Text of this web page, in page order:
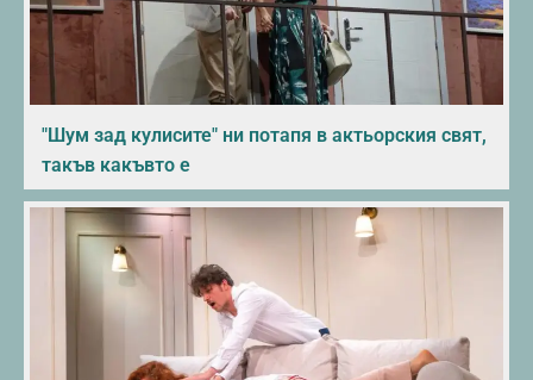
"Шум зад кулисите" ни потапя в актьорския свят,
такъв какъвто е